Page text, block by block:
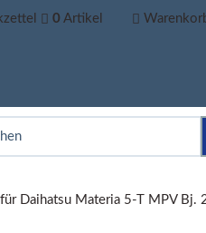
0 Artikel
Daihatsu Materia 5-T MPV Bj.